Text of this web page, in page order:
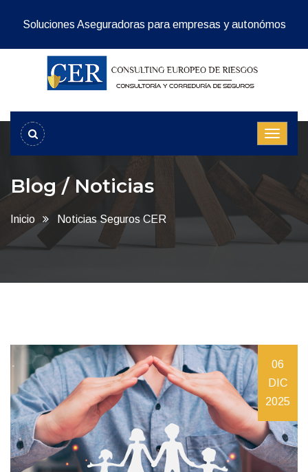
Soluciones Aseguradoras para empresas y autonómos
Blog / Noticias
Inicio Noticias Seguros CER
06
DIC
2025